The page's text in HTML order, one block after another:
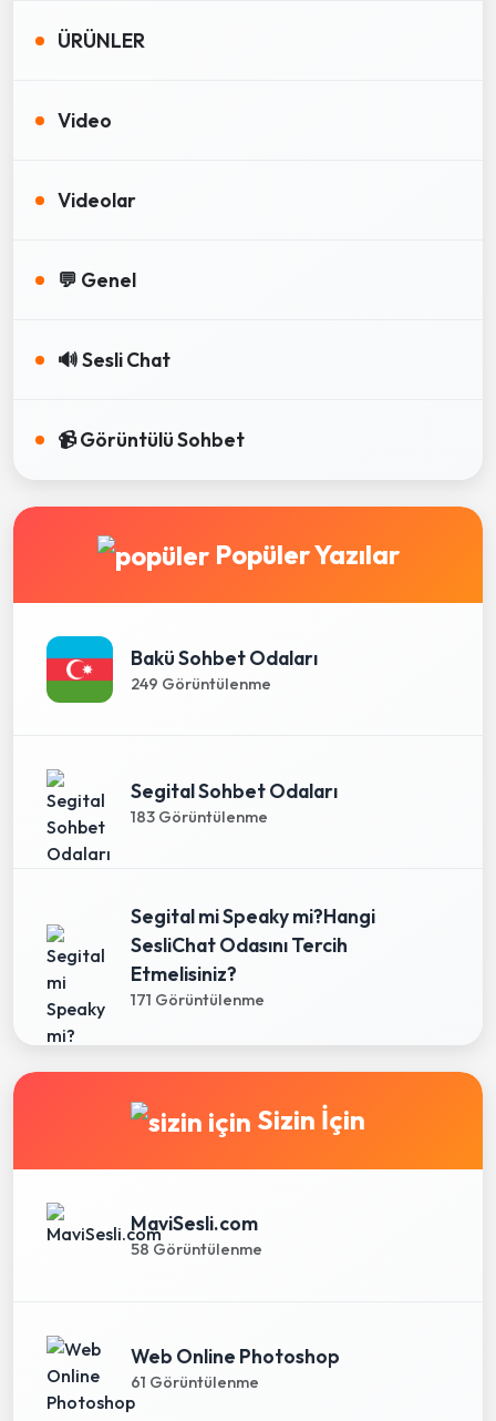
ÜRÜNLER
Video
Videolar
💬 Genel
🔊 Sesli Chat
📹 Görüntülü Sohbet
Popüler Yazılar
Bakü Sohbet Odaları
249 Görüntülenme
Segital Sohbet Odaları
183 Görüntülenme
Segital mi Speaky mi?Hangi
SesliChat Odasını Tercih
Etmelisiniz?
171 Görüntülenme
Sizin İçin
MaviSesli.com
58 Görüntülenme
Web Online Photoshop
61 Görüntülenme